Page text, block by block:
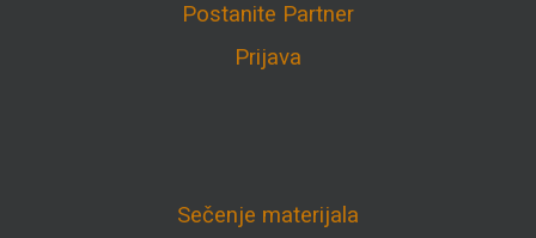
Postanite Partner
Prijava
Sečenje materijala